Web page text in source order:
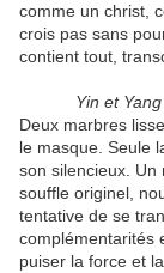
comme un christ,
crois pas sans
contient tout,
Yin et Yang
Deux marbres
le masque. Seule
son silencieux. Un
souffle originel,
tentative de se
complémentarités
puiser la force et